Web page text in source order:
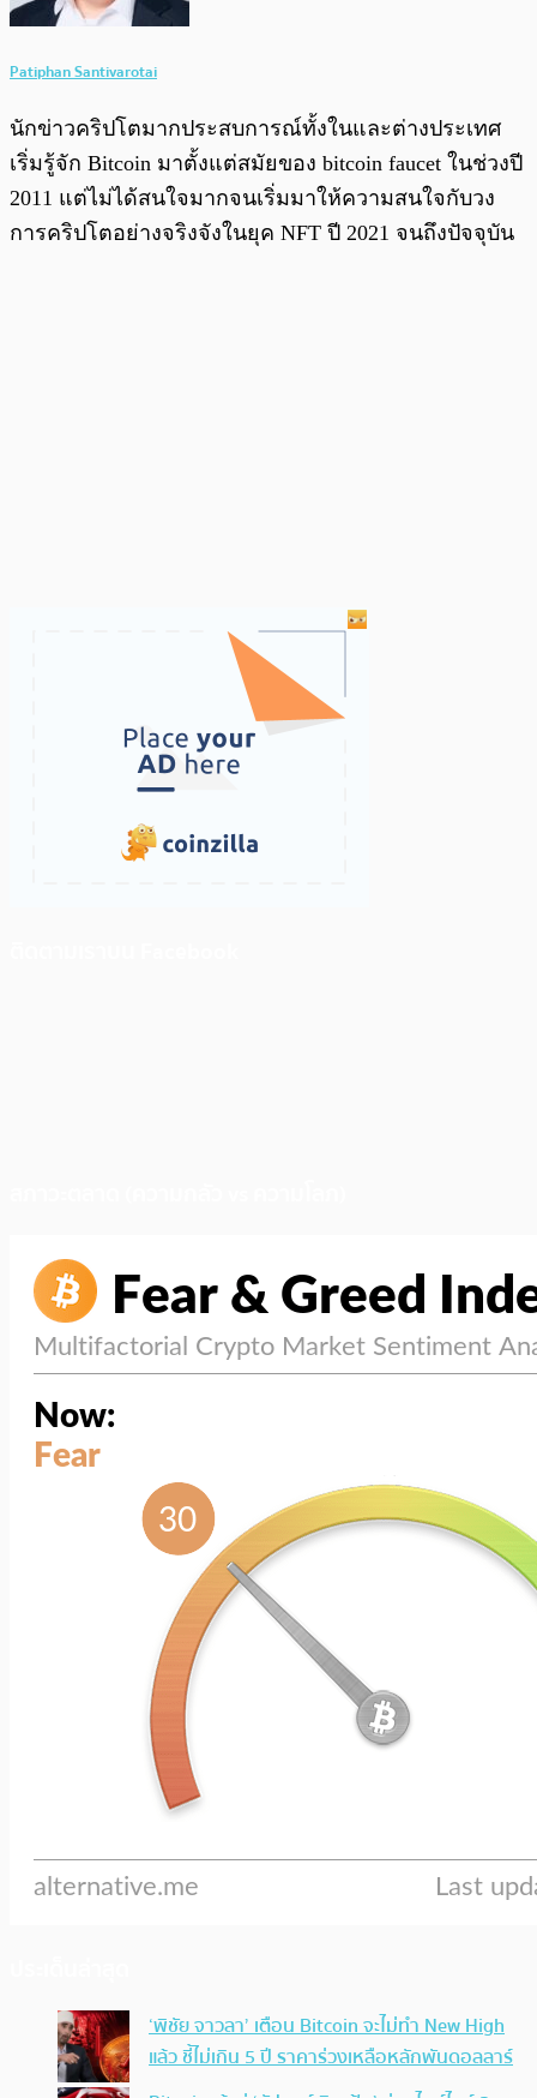
Patiphan Santivarotai
นักข่าวคริปโตมากประสบการณ์ทั้งในและต่างประเทศ
เริ่มรู้จัก Bitcoin มาตั้งแต่สมัยของ bitcoin faucet ในช่วงปี
2011 แต่ไม่ได้สนใจมากจนเริ่มมาให้ความสนใจกับวง
การคริปโตอย่างจริงจังในยุค NFT ปี 2021 จนถึงปัจจุบัน
‘พิชัย จาวลา’ เตือน Bitcoin จะไม่ทำ New High
แล้ว ชี้ไม่เกิน 5 ปี ราคาร่วงเหลือหลักพันดอลลาร์